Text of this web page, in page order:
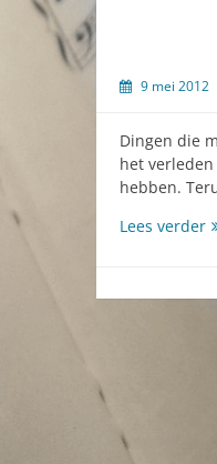
9 mei 2012
Dingen die
het
hebben.
Lees verder